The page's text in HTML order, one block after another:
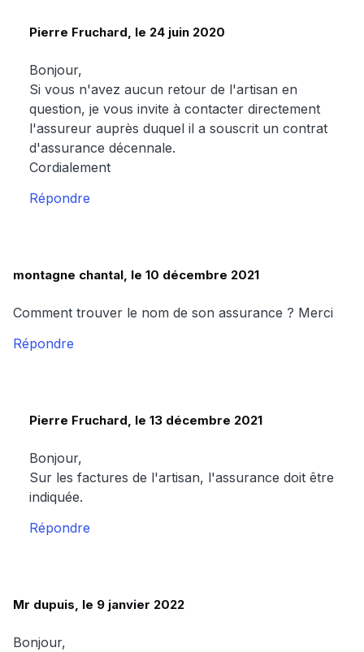
Pierre Fruchard, le 24 juin 2020
Bonjour,
Si vous n'avez aucun retour de l'artisan en
question, je vous invite à contacter directement
l'assureur auprès duquel il a souscrit un contrat
d'assurance décennale.
Cordialement
Répondre
montagne chantal, le 10 décembre 2021
Comment trouver le nom de son assurance ? Merci
Répondre
Pierre Fruchard, le 13 décembre 2021
Bonjour,
Sur les factures de l'artisan, l'assurance doit être
indiquée.
Répondre
Mr dupuis, le 9 janvier 2022
Bonjour,